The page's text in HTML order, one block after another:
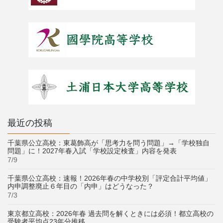
最近の投稿
千葉県公立高校：東葛飾高が「思考力を問う問題」→「学校独自
問題」に！2027年春入試「学校設定検査」内容を発表
7/9
千葉県公立高校：速報！2026年春の中学校別「評定合計平均値」
内申調整廃止６年目の「内申」はどうなった？
7/3
東京都立高校：2026年春 過去問を解くときには必須！都立高校の